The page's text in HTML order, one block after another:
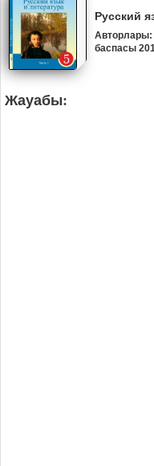
Русский
Авторлары:
баспасы
Жауабы: